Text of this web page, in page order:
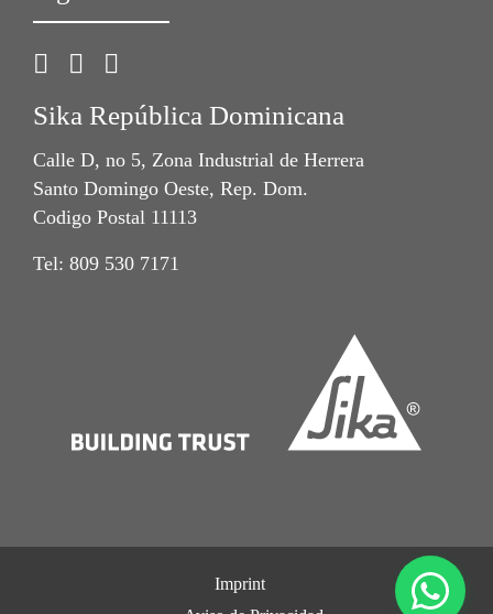
Sika República Dominicana
Calle D, no 5, Zona Industrial de Herrera
Santo Domingo Oeste, Rep. Dom.
Codigo Postal 11113
Tel: 809 530 7171
Imprint